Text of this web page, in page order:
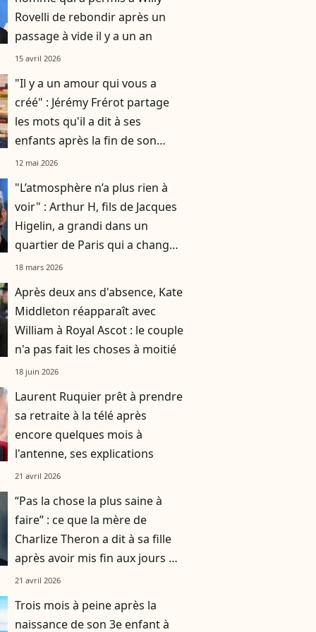
Rovelli de rebondir après un
passage à vide il y a un an
15 avril 2026
"Il y a un amour qui vous a
créé" : Jérémy Frérot partage
les mots qu'il a dit à ses
enfants après la fin de son
histoire avec leur mère Laure
12 mai 2026
"L’atmosphère n’a plus rien à
voir" : Arthur H, fils de Jacques
Higelin, a grandi dans un
quartier de Paris qui a changé
du tout au tout
18 mars 2026
Après deux ans d'absence, Kate
Middleton réapparaît avec
William à Royal Ascot : le couple
n'a pas fait les choses à moitié
18 juin 2026
Laurent Ruquier prêt à prendre
sa retraite à la télé après
encore quelques mois à
l'antenne, ses explications
21 avril 2026
“Pas la chose la plus saine à
faire” : ce que la mère de
Charlize Theron a dit à sa fille
après avoir mis fin aux jours de
son père
21 avril 2026
Trois mois à peine après la
naissance de son 3e enfant à